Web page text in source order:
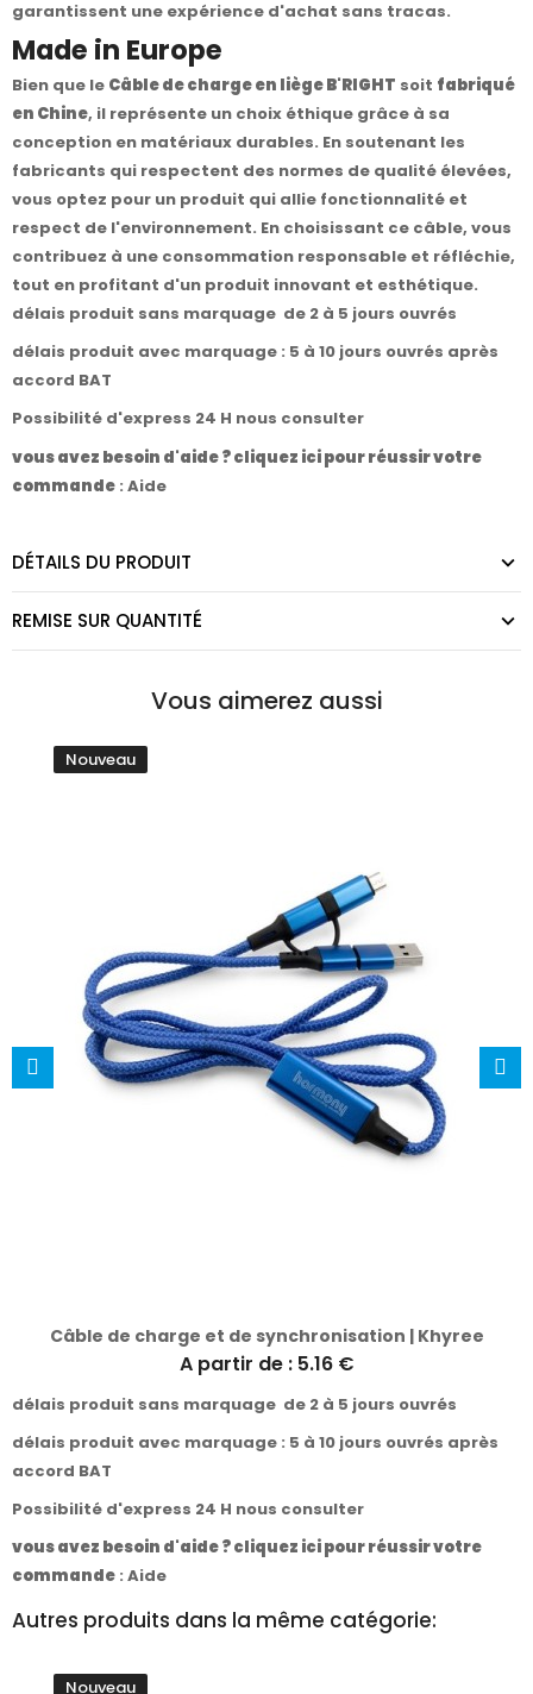
garantissent une expérience d'achat sans tracas.
Made in Europe
Bien que le Câble de charge en liège B'RIGHT soit fabriqué
en Chine, il représente un choix éthique grâce à sa
conception en matériaux durables. En soutenant les
fabricants qui respectent des normes de qualité élevées,
vous optez pour un produit qui allie fonctionnalité et
respect de l'environnement. En choisissant ce câble, vous
contribuez à une consommation responsable et réfléchie,
tout en profitant d'un produit innovant et esthétique.
délais produit sans marquage de 2 à 5 jours ouvrés
délais produit avec marquage : 5 à 10 jours ouvrés après
accord BAT
Possibilité d'express 24 H nous consulter
vous avez besoin d'aide ? cliquez ici pour réussir votre
commande : Aide
DÉTAILS DU PRODUIT
REMISE SUR QUANTITÉ
Vous aimerez aussi
Nouveau
Câble de charge et de synchronisation | Khyree
A partir de : 5.16 €
délais produit sans marquage de 2 à 5 jours ouvrés
délais produit avec marquage : 5 à 10 jours ouvrés après
accord BAT
Possibilité d'express 24 H nous consulter
vous avez besoin d'aide ? cliquez ici pour réussir votre
commande : Aide
Autres produits dans la même catégorie:
Nouveau